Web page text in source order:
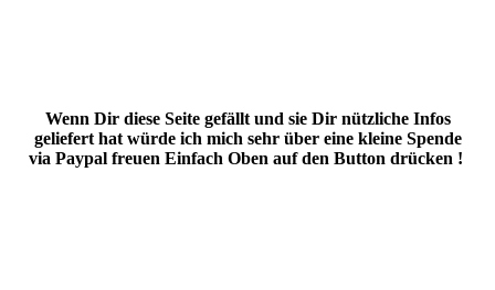
Wenn Dir diese Seite gefällt und sie Dir nützliche Infos
geliefert hat würde ich mich sehr über eine kleine Spende
via Paypal freuen Einfach Oben auf den Button drücken !